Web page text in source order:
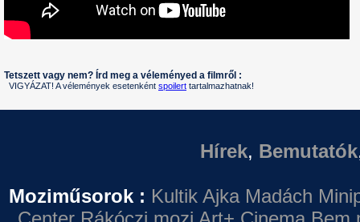
Tetszett vagy nem? Írd meg a véleményed a filmről :
VIGYÁZAT! A vélemények esetenként spoilert tartalmazhatnak!
Hírek, Bemutatók
Moziműsorok : Kultik Ajka Madách